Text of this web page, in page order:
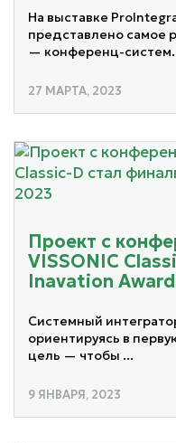
На выставке
представлено самое
— конференц-
27 МАРТА, 2023
Проект с
VISSONIC
Inavation
Системный
ориентируясь в
цель — чтобы ...
9 ЯНВАРЯ, 2023